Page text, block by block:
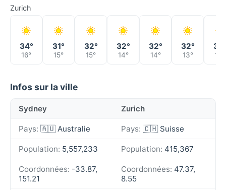
Zurich
34°
16°
31°
15°
32°
15°
32°
14°
32°
14°
32°
13° 15°
Infos sur la ville
Sydney Zurich
Pays: 🇦🇺 Australie Pays: 🇨🇭 Suisse
Population: 5,557,233 Population: 415,367
Coordonnées: -33.87,
151.21
Coordonnées: 47.37,
8.55